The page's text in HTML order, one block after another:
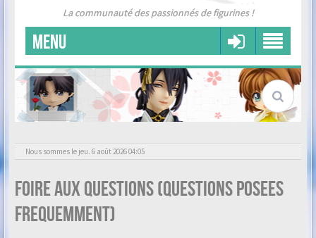
La communauté des passionnés de figurines !
MENU
Nous sommes le jeu. 6 août 2026 04:05
Foire aux questions (Questions posees
frequemment)